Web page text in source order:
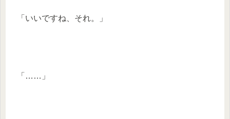
「いいですね、それ。」
「……」